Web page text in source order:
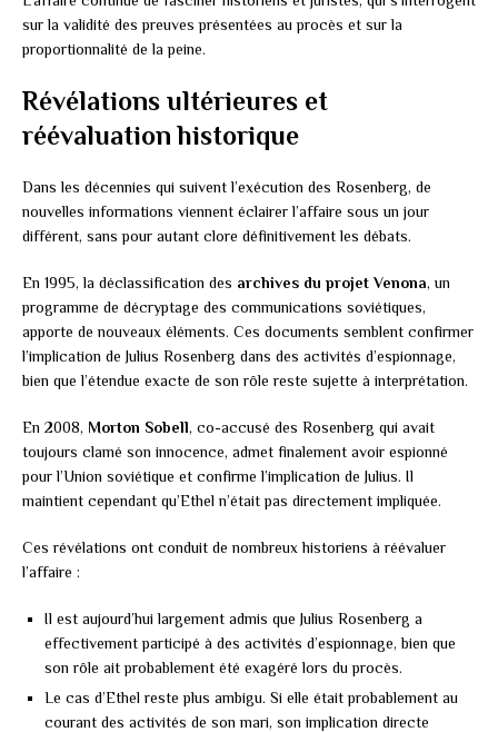
sur la validité des preuves présentées au procès et sur la
proportionnalité de la peine.
Révélations ultérieures et
réévaluation historique
Dans les décennies qui suivent l’exécution des Rosenberg, de
nouvelles informations viennent éclairer l’affaire sous un jour
différent, sans pour autant clore définitivement les débats.
En 1995, la déclassification des archives du projet Venona, un
programme de décryptage des communications soviétiques,
apporte de nouveaux éléments. Ces documents semblent confirmer
l’implication de Julius Rosenberg dans des activités d’espionnage,
bien que l’étendue exacte de son rôle reste sujette à interprétation.
En 2008, Morton Sobell, co-accusé des Rosenberg qui avait
toujours clamé son innocence, admet finalement avoir espionné
pour l’Union soviétique et confirme l’implication de Julius. Il
maintient cependant qu’Ethel n’était pas directement impliquée.
Ces révélations ont conduit de nombreux historiens à réévaluer
l’affaire :
Il est aujourd’hui largement admis que Julius Rosenberg a
effectivement participé à des activités d’espionnage, bien que
son rôle ait probablement été exagéré lors du procès.
Le cas d’Ethel reste plus ambigu. Si elle était probablement au
courant des activités de son mari, son implication directe